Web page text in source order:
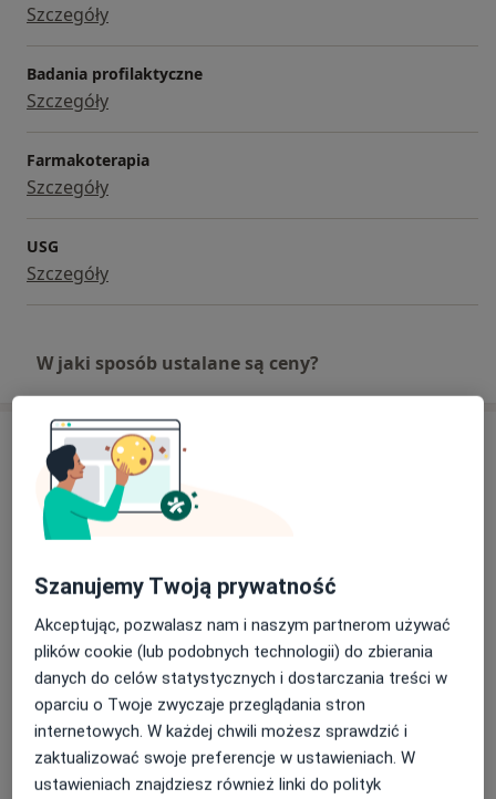
Szczegóły
Badania profilaktyczne
Szczegóły
Farmakoterapia
Szczegóły
USG
Szczegóły
W jaki sposób ustalane są ceny?
Adres
Przychodnia Rzeszowska
Ignacego Łukasiewicza 45,
Powiększ mapę
Dostępność
W tym gabinecie nie można umawiać wizyt przez
internet
Co mam zrobić w tej sytuacji?
Szanujemy Twoją prywatność
Akceptując, pozwalasz nam i naszym partnerom używać
plików cookie (lub podobnych technologii) do zbierania
danych do celów statystycznych i dostarczania treści w
oparciu o Twoje zwyczaje przeglądania stron
internetowych. W każdej chwili możesz sprawdzić i
zaktualizować swoje preferencje w ustawieniach. W
ustawieniach znajdziesz również linki do polityk